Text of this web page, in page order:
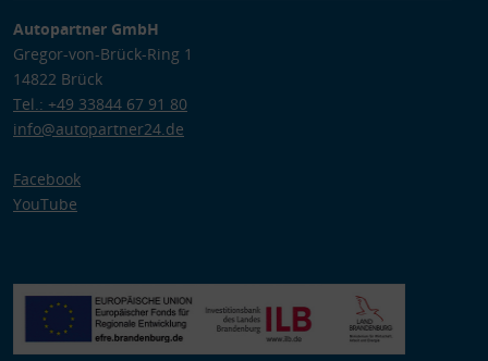
Autopartner GmbH
Gregor-von-Brück-Ring 1
14822 Brück
Tel.: +49 33844 67 91 80
info@autopartner24.de
Facebook
YouTube